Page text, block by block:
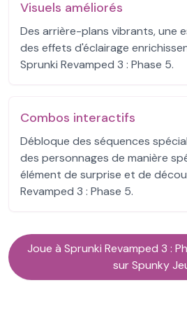
Visuels améliorés
Des arrière-plans vibrants, une
des effets d'éclairage
Sprunki Revamped 3 : Phase 5.
Combos interactifs
Débloque des séquences
des personnages de manière
élément de surprise et de
Revamped 3 : Phase 5.
Joue à Sprunki Revamped 3 :
sur Spunky